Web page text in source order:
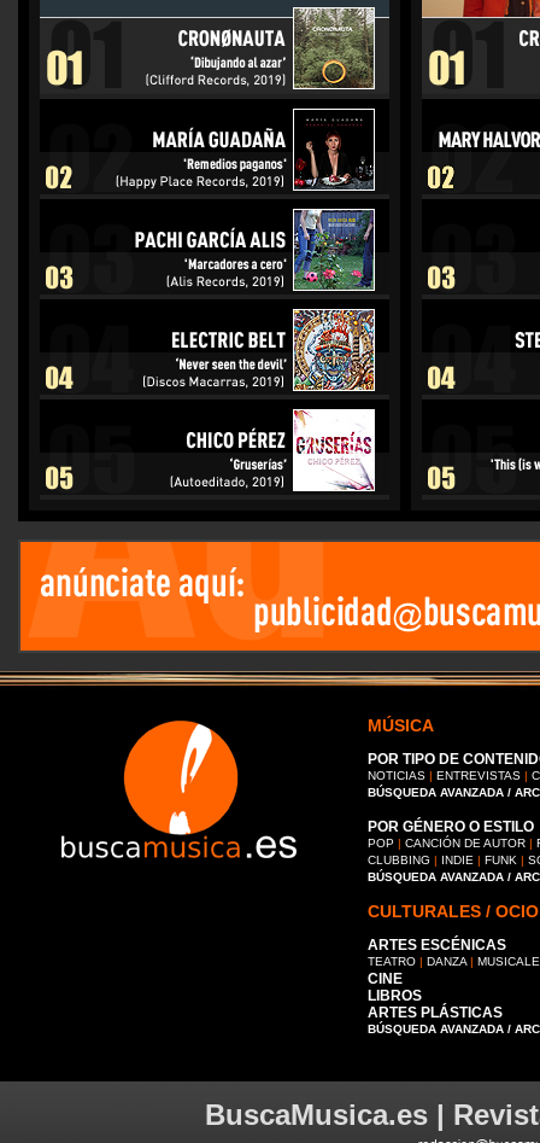
MÚSICA
POR TIPO DE
NOTICIAS | ENTREVISTAS |
BÚSQUEDA AVANZADA /
POR GÉNERO O ESTILO
POP | CANCIÓN DE AUTOR |
CLUBBING | INDIE | FUNK |
BÚSQUEDA AVANZADA /
CULTURALES / OCIO
ARTES ESCÉNICAS
TEATRO | DANZA |
CINE
LIBROS
ARTES PLÁSTICAS
BÚSQUEDA AVANZADA /
BuscaMusica.es |